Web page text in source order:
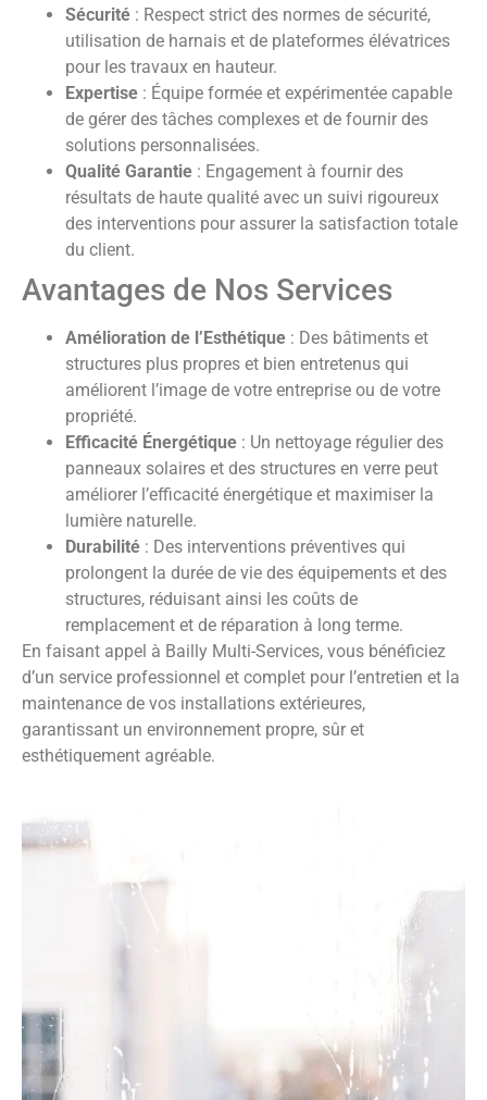
Sécurité : Respect strict des normes de sécurité,
utilisation de harnais et de plateformes élévatrices
pour les travaux en hauteur.
Expertise : Équipe formée et expérimentée capable
de gérer des tâches complexes et de fournir des
solutions personnalisées.
Qualité Garantie : Engagement à fournir des
résultats de haute qualité avec un suivi rigoureux
des interventions pour assurer la satisfaction totale
du client.
Avantages de Nos Services
Amélioration de l’Esthétique : Des bâtiments et
structures plus propres et bien entretenus qui
améliorent l’image de votre entreprise ou de votre
propriété.
Efficacité Énergétique : Un nettoyage régulier des
panneaux solaires et des structures en verre peut
améliorer l’efficacité énergétique et maximiser la
lumière naturelle.
Durabilité : Des interventions préventives qui
prolongent la durée de vie des équipements et des
structures, réduisant ainsi les coûts de
remplacement et de réparation à long terme.
En faisant appel à Bailly Multi-Services, vous bénéficiez
d’un service professionnel et complet pour l’entretien et la
maintenance de vos installations extérieures,
garantissant un environnement propre, sûr et
esthétiquement agréable.